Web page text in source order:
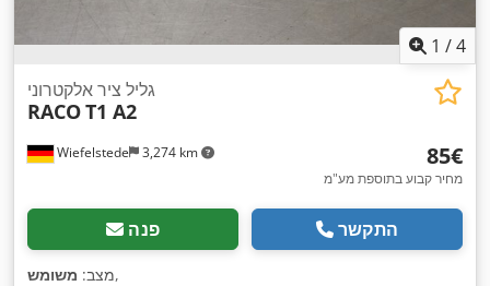
1 /4
Wiefelstede 3,274 km
גליל ציר אלקטרוני
RACOT1 A2
‏85 ‏€
מחיר קבוע בתוספת מע"מ
פנה התקשר
מצב: משומש ,